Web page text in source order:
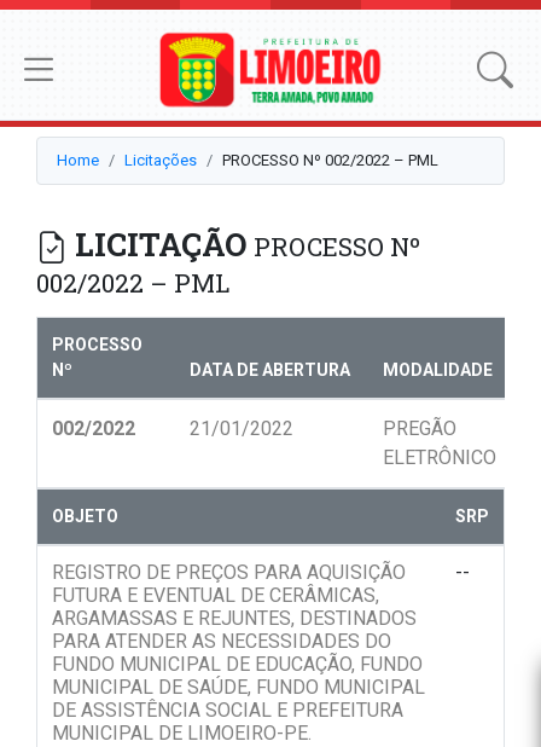
Home Licitações PROCESSO Nº 002/2022 – PML
LICITAÇÃO PROCESSO Nº
002/2022 – PML
PROCESSO
Nº
DATA DE ABERTURA MODALIDADE
002/2022 21/01/2022
PREGÃO
ELETRÔNICO
OBJETO SRP
REGISTRO DE PREÇOS PARA AQUISIÇÃO
FUTURA E EVENTUAL DE CERÂMICAS,
ARGAMASSAS E REJUNTES, DESTINADOS
PARA ATENDER AS NECESSIDADES DO
FUNDO MUNICIPAL DE EDUCAÇÃO, FUNDO
MUNICIPAL DE SAÚDE, FUNDO MUNICIPAL
DE ASSISTÊNCIA SOCIAL E PREFEITURA
MUNICIPAL DE LIMOEIRO-PE.
--